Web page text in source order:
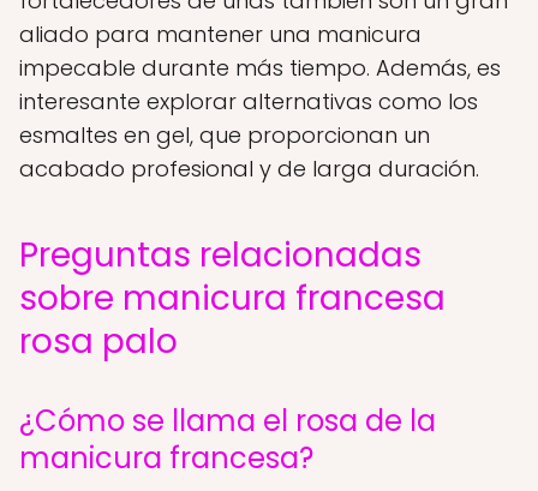
aliado para mantener una manicura
impecable durante más tiempo. Además, es
interesante explorar alternativas como los
esmaltes en gel, que proporcionan un
acabado profesional y de larga duración.
Preguntas relacionadas
sobre manicura francesa
rosa palo
¿Cómo se llama el rosa de la
manicura francesa?